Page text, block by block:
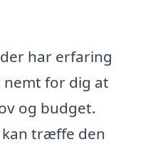
har erfaring
nemt for dig at
og budget.
kan træffe den